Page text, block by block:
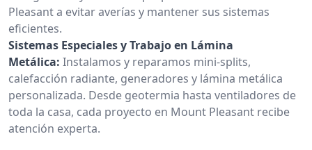
Pleasant a evitar averías y mantener sus sistemas
eficientes.
Sistemas Especiales y Trabajo en Lámina
Metálica: Instalamos y reparamos mini-splits,
calefacción radiante, generadores y lámina metálica
personalizada. Desde geotermia hasta ventiladores de
toda la casa, cada proyecto en Mount Pleasant recibe
atención experta.